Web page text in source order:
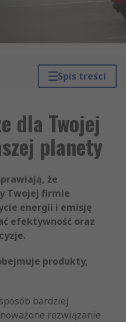
Spis treści
dla Twojej
planety
że
Twojej firmie
energii i emisję
efektywność oraz
produkty,
bardziej
rozwiązanie